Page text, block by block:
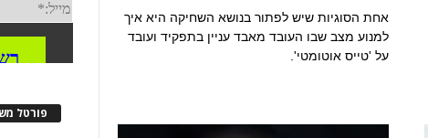
אחת הסוגיות שיש לפתור בנושא השחיקה היא איך
למנוע מצב שבו העובד מאבד עניין בתפקיד ועובד
על 'טייס אוטומטי'.
פורטל